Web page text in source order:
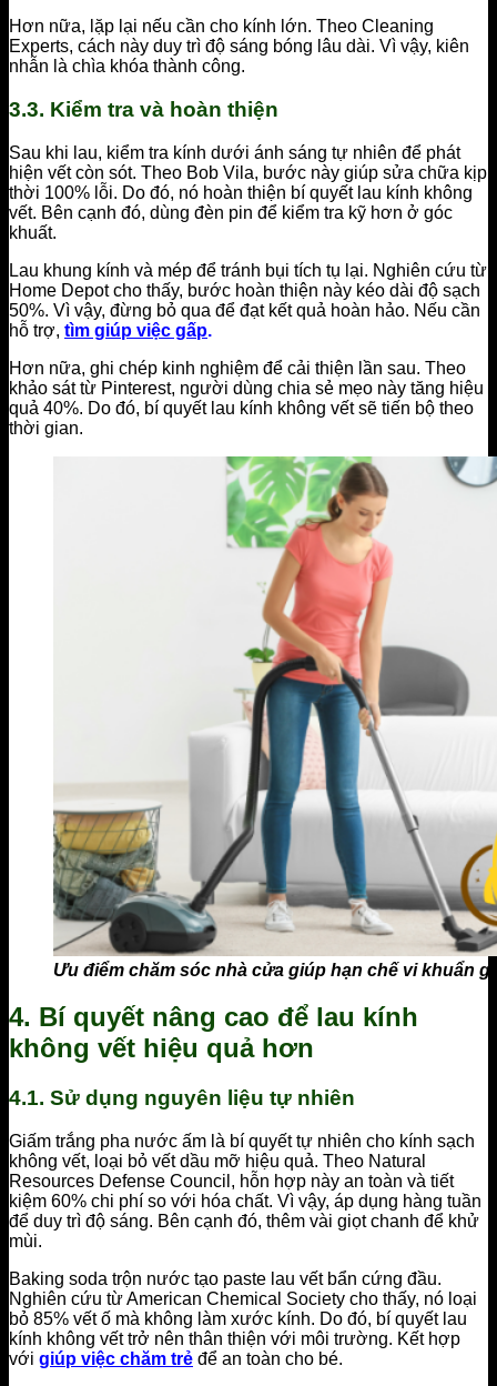
Hơn nữa, lặp lại nếu cần cho kính lớn. Theo Cleaning
Experts, cách này duy trì độ sáng bóng lâu dài. Vì vậy, kiên
nhẫn là chìa khóa thành công.
3.3. Kiểm tra và hoàn thiện
Sau khi lau, kiểm tra kính dưới ánh sáng tự nhiên để phát
hiện vết còn sót. Theo Bob Vila, bước này giúp sửa chữa kịp
thời 100% lỗi. Do đó, nó hoàn thiện bí quyết lau kính không
vết. Bên cạnh đó, dùng đèn pin để kiểm tra kỹ hơn ở góc
khuất.
Lau khung kính và mép để tránh bụi tích tụ lại. Nghiên cứu từ
Home Depot cho thấy, bước hoàn thiện này kéo dài độ sạch
50%. Vì vậy, đừng bỏ qua để đạt kết quả hoàn hảo. Nếu cần
hỗ trợ, tìm giúp việc gấp.
Hơn nữa, ghi chép kinh nghiệm để cải thiện lần sau. Theo
khảo sát từ Pinterest, người dùng chia sẻ mẹo này tăng hiệu
quả 40%. Do đó, bí quyết lau kính không vết sẽ tiến bộ theo
thời gian.
Ưu điểm chăm sóc nhà cửa giúp hạn chế vi khuẩn
4. Bí quyết nâng cao để lau kính
không vết hiệu quả hơn
4.1. Sử dụng nguyên liệu tự nhiên
Giấm trắng pha nước ấm là bí quyết tự nhiên cho kính sạch
không vết, loại bỏ vết dầu mỡ hiệu quả. Theo Natural
Resources Defense Council, hỗn hợp này an toàn và tiết
kiệm 60% chi phí so với hóa chất. Vì vậy, áp dụng hàng tuần
để duy trì độ sáng. Bên cạnh đó, thêm vài giọt chanh để khử
mùi.
Baking soda trộn nước tạo paste lau vết bẩn cứng đầu.
Nghiên cứu từ American Chemical Society cho thấy, nó loại
bỏ 85% vết ố mà không làm xước kính. Do đó, bí quyết lau
kính không vết trở nên thân thiện với môi trường. Kết hợp
với giúp việc chăm trẻ để an toàn cho bé.